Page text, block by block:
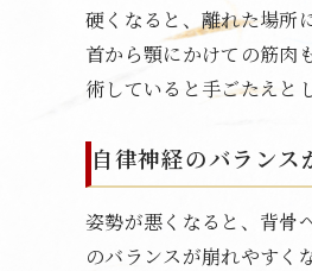
硬くなると、離れた場所
首から顎にかけての筋肉
術していると手ごたえと
自律神経のバランス
姿勢が悪くなると、背骨
のバランスが崩れやすく